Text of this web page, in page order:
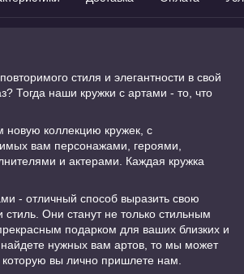
стиля и элегантности в свой
Тогда наши кружки с артами - то, что
коллекцию кружек, с
вам персонажами, героями,
и актерами. Каждая кружка
- отличный способ выразить свою
стиль. Они станут не только стильным
подарком для ваших близких и
нужных вам артов, то мы может
которую вы лично пришлете нам.